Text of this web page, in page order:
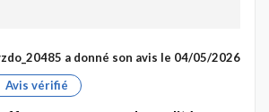
a donné son avis le 04/05/2026
Avis vérifié